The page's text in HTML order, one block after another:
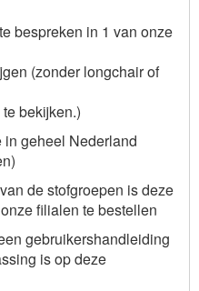
bespreken in 1 van onze
(zonder longchair of
bekijken.)
in geheel Nederland
de stofgroepen is deze
filialen te bestellen
gebruikershandleiding
is op deze